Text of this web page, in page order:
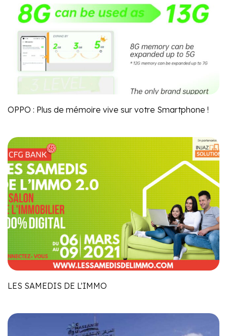
OPPO : Plus de mémoire vive sur votre Smartphone !
LES SAMEDIS DE L’IMMO